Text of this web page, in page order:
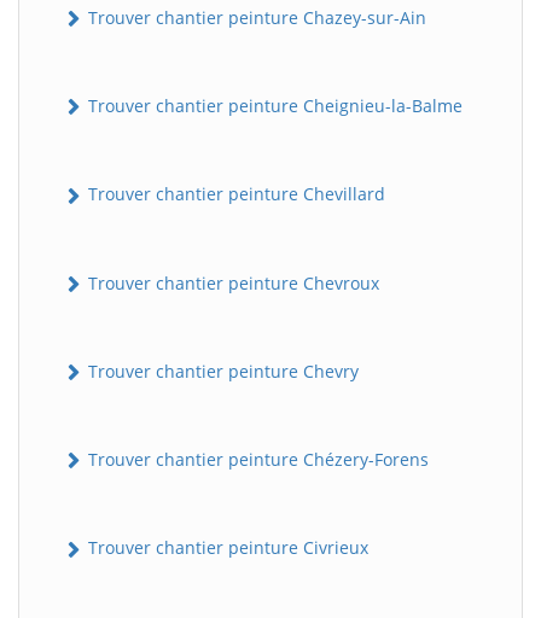
Trouver chantier peinture Chazey-sur-Ain
Trouver chantier peinture Cheignieu-la-Balme
Trouver chantier peinture Chevillard
Trouver chantier peinture Chevroux
Trouver chantier peinture Chevry
Trouver chantier peinture Chézery-Forens
Trouver chantier peinture Civrieux